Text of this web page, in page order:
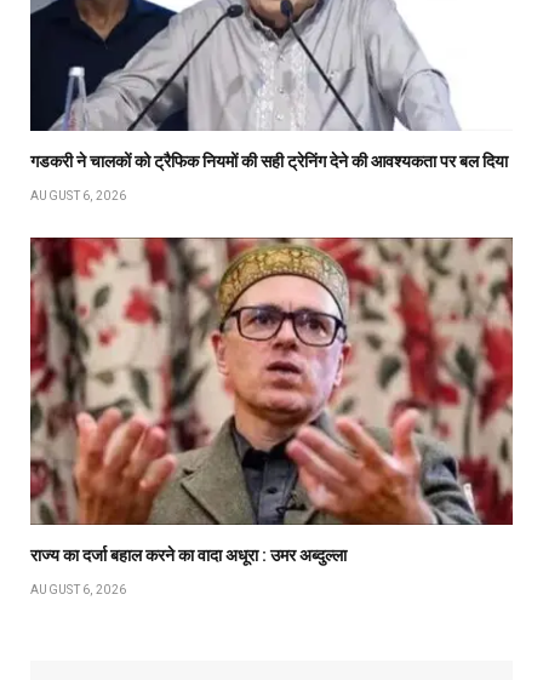
गडकरी ने चालकों को ट्रैफिक नियमों की सही ट्रेनिंग देने की आवश्यकता पर बल दिया
AUGUST 6, 2026
राज्य का दर्जा बहाल करने का वादा अधूरा : उमर अब्दुल्ला
AUGUST 6, 2026